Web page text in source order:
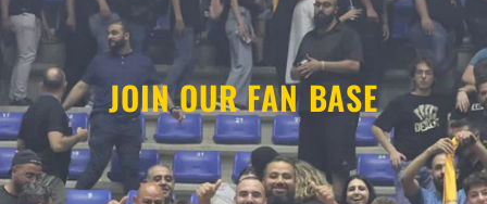
JOIN OUR FAN BASE